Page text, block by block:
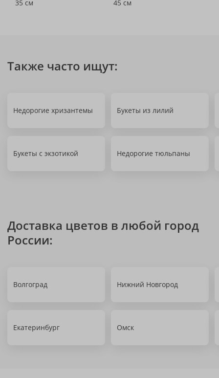
35 см
45 см
Также часто ищут:
Недорогие хризантемы Букеты из лилий
Букеты с экзотикой Недорогие тюльпаны
Доставка цветов в любой город
России:
Волгоград Нижний Новгород
Екатеринбург Омск